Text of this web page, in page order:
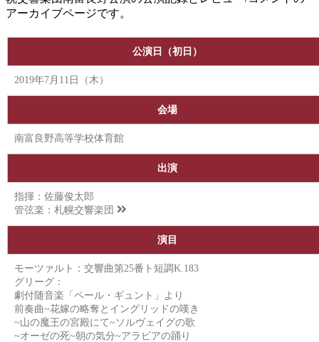
アーカイブページです。
公演日（初日）
2019年7月11日（木）
会場
南富良野高等学校体育館
出演
指揮：佐藤俊太郎
管弦楽： 札幌交響楽団
演目
モーツァルト：交響曲第25番ト短調K.183
グリーグ：
劇付随音楽「ペール・ギュント」より
前奏曲~花嫁の略奪とイングリッドの嘆き
~山の魔王の宮殿にて~ソルヴェイグの歌
~オーゼの死~朝の気分~アラビアの踊り